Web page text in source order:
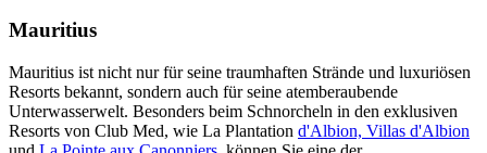
Mauritius
Mauritius ist nicht nur für seine traumhaften Strände und luxuriösen
Resorts bekannt, sondern auch für seine atemberaubende
Unterwasserwelt. Besonders beim Schnorcheln in den exklusiven
Resorts von Club Med, wie La Plantation d'Albion, Villas d'Albion